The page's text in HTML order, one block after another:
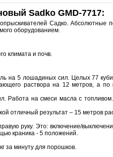
Sadko GMD-7717:
Садко. Абсолютные
оборудованием.
климата и почв.
на 5 лошадиных сил. Целых 77
раствора на 12 метров, а
Работа на смеси масла с
отличный результат – 15 метров
руку. Это: включение/
краника - 5 положений.
за минуту для порошков.